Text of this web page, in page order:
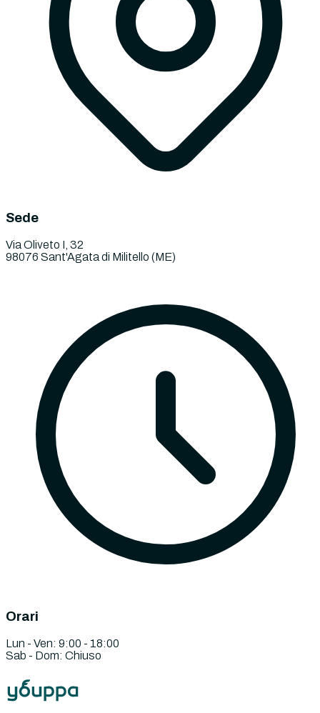
Sede
Via Oliveto I, 32
98076 Sant'Agata di Militello (ME)
Orari
Lun - Ven: 9:00 - 18:00
Sab - Dom: Chiuso